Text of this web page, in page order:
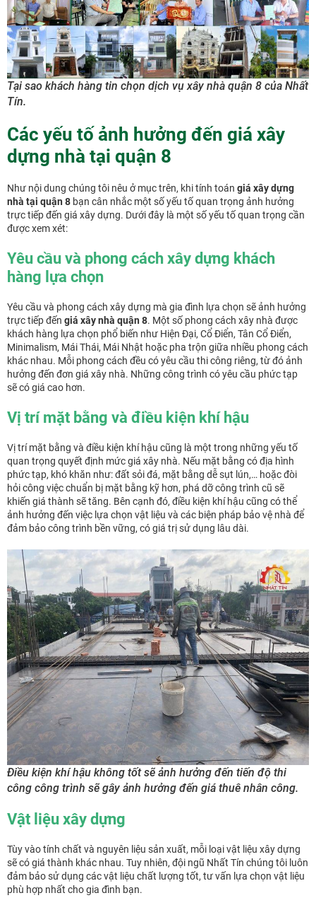
Tại sao khách hàng tin chọn dịch vụ xây nhà quận 8 của Nhất
Tín.
Các yếu tố ảnh hưởng đến giá xây
dựng nhà tại quận 8
Như nội dung chúng tôi nêu ở mục trên, khi tính toán giá xây dựng
nhà tại quận 8 bạn cân nhắc một số yếu tố quan trọng ảnh hưởng
trực tiếp đến giá xây dựng. Dưới đây là một số yếu tố quan trọng cần
được xem xét:
Yêu cầu và phong cách xây dựng khách
hàng lựa chọn
Yêu cầu và phong cách xây dựng mà gia đình lựa chọn sẽ ảnh hưởng
trực tiếp đến giá xây nhà quận 8. Một số phong cách xây nhà được
khách hàng lựa chọn phổ biến như Hiện Đại, Cổ Điển, Tân Cổ Điển,
Minimalism, Mái Thái, Mái Nhật hoặc pha trộn giữa nhiều phong cách
khác nhau. Mỗi phong cách đều có yêu cầu thi công riêng, từ đó ảnh
hưởng đến đơn giá xây nhà. Những công trình có yêu cầu phức tạp
sẽ có giá cao hơn.
Vị trí mặt bằng và điều kiện khí hậu
Vị trí mặt bằng và điều kiện khí hậu cũng là một trong những yếu tố
quan trọng quyết định mức giá xây nhà. Nếu mặt bằng có địa hình
phức tạp, khó khăn như: đất sỏi đá, mặt bằng dễ sụt lún,… hoặc đòi
hỏi công việc chuẩn bị mặt bằng kỹ hơn, phá dỡ công trình cũ sẽ
khiến giá thành sẽ tăng. Bên cạnh đó, điều kiện khí hậu cũng có thể
ảnh hưởng đến việc lựa chọn vật liệu và các biện pháp bảo vệ nhà để
đảm bảo công trình bền vững, có giá trị sử dụng lâu dài.
Điều kiện khí hậu không tốt sẽ ảnh hưởng đến tiến độ thi
công công trình sẽ gây ảnh hưởng đến giá thuê nhân công.
Vật liệu xây dựng
Tùy vào tính chất và nguyên liệu sản xuất, mỗi loại vật liệu xây dựng
sẽ có giá thành khác nhau. Tuy nhiên, đội ngũ Nhất Tín chúng tôi luôn
đảm bảo sử dụng các vật liệu chất lượng tốt, tư vấn lựa chọn vật liệu
phù hợp nhất cho gia đình bạn.